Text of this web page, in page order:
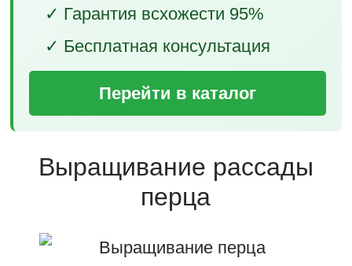
✓ Гарантия всхожести 95%
✓ Бесплатная консультация
Перейти в каталог
Выращивание рассады
перца